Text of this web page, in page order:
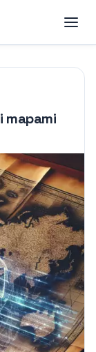
mapami